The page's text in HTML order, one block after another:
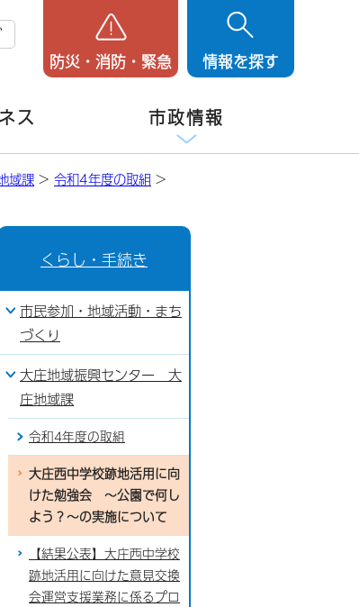
防災・消防・緊急 情報を探す
ス 市政情報
域課 > 令和4年度の取組 >
くらし・手続き
市民参加・地域活動・まち
づくり
大庄地域振興センター 大
庄地域課
令和4年度の取組
大庄西中学校跡地活用に向
けた勉強会 ～公園で何し
よう？～の実施について
【結果公表】大庄西中学校
跡地活用に向けた意見交換
会運営支援業務に係るプロ